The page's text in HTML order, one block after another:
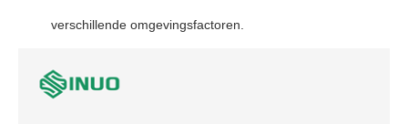
verschillende omgevingsfactoren.